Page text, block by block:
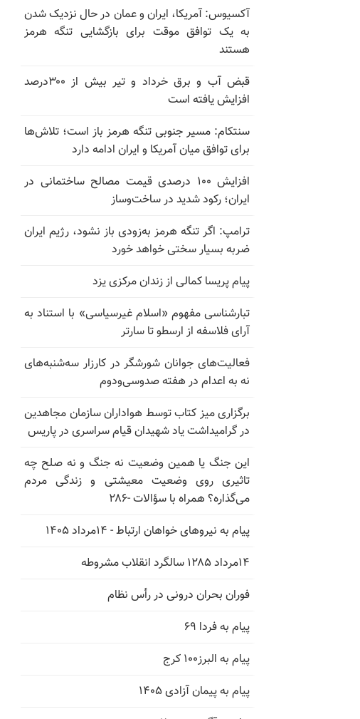
آکسیوس: آمریکا، ایران و عمان در حال نزدیک شدن
به یک توافق موقت برای بازگشایی تنگه هرمز
هستند
قبض آب و برق خرداد و تیر بیش از ۳۰۰درصد
افزایش یافته است
سنتکام: مسیر جنوبی تنگه هرمز باز است؛ تلاش‌ها
برای توافق میان آمریکا و ایران ادامه دارد
افزایش ۱۰۰ درصدی قیمت مصالح ساختمانی در
ایران؛ رکود شدید در ساخت‌وساز
ترامپ: اگر تنگه هرمز به‌زودی باز نشود، رژیم ایران
ضربه بسیار سختی خواهد خورد
پیام پریسا کمالی از زندان مرکزی یزد
تبارشناسی مفهوم «اسلام غیرسیاسی» با استناد به
آرای فلاسفه از ارسطو تا سارتر
فعالیت‌های جوانان شورشگر در کارزار سه‌شنبه‌های
نه به اعدام در هفته صدوسی‌و‌دوم
برگزاری میز کتاب توسط هواداران سازمان مجاهدین
در گرامیداشت یاد شهیدان قیام سراسری در پاریس
این جنگ یا همین وضعیت نه جنگ و نه صلح چه
تاثیری روی وضعیت معیشتی و زندگی مردم
می‌گذاره؟ همراه با سؤالات -۲۸۶
پیام به نیروهای خواهان ارتباط - ۱۴مرداد ۱۴۰۵
۱۴مرداد ۱۲۸۵ سالگرد انقلاب مشروطه
فوران بحران درونی در رأس نظام
پیام به فردا ۶۹
پیام به البرز۱۰۰ کرج
پیام به پیمان آزادی ۱۴۰۵